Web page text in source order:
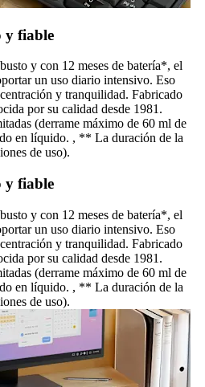
y fiable
y con 12 meses de batería*, el
un uso diario intensivo. Eso
y tranquilidad. Fabricado
por su calidad desde 1981.
(derrame máximo de 60 ml de
en líquido. , ** La duración de la
de uso).
y fiable
y con 12 meses de batería*, el
un uso diario intensivo. Eso
y tranquilidad. Fabricado
por su calidad desde 1981.
(derrame máximo de 60 ml de
en líquido. , ** La duración de la
de uso).